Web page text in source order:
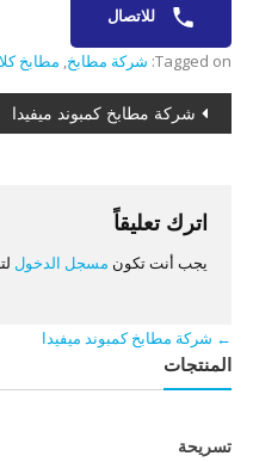
للاتصال
Tagged on: شركة مطابخ, مطابخ
تصفّح
شركة مطابخ كمبوند ميفيدا
اترك تعليقاً
يجب أنت تكون مسجل الدخول
← شركة مطابخ كمبوند ميفيدا
المنتجات
تسريحة